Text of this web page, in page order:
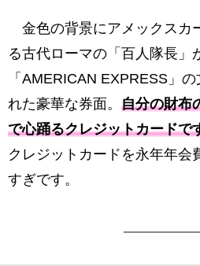
金色の背景にアメックスカ
る古代ローマの「百人隊長」
「AMERICAN EXPRESS」
れた豪華な券面。 自分の財布
で心踊るクレジットカードで
クレジットカードを永年年会
すぎです。